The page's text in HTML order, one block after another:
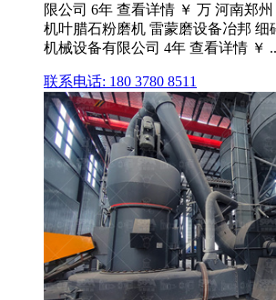
限公司 6年 查看详情 ￥ 万 河南郑
机叶腊石粉磨机 雷蒙磨设备冶邦 细
机械设备有限公司 4年 查看详情 ￥
联系电话: 180 3780 8511